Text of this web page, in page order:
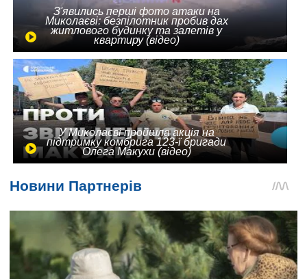
З'явились перші фото атаки на
Миколаєві: безпілотник пробив дах
житлового будинку та залетів у
квартиру (відео)
У Миколаєві пройшла акція на
підтримку комбрига 123-ї бригади
Олега Макухи (відео)